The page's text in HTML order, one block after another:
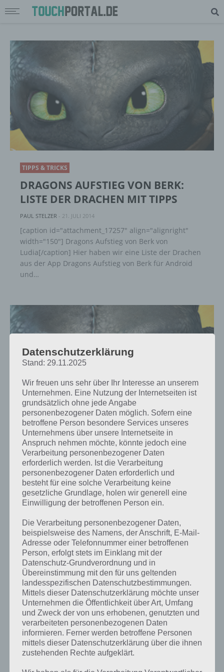
TIPPS & TRICKS
DRAGONS AUFSTIEG VON BERK:
LISTE DER DRACHEN MIT TIPPS
PAUL STELZER - 21. JULI 2014
[caption id="attachment_17257" align="alignright"
width="150"] Dragons Aufstieg von Berk von
Ludia[/caption] Hier haben wir eine Liste der Drachen
aus der App Dragons Aufstieg von Berk für Android
und…
TIPPS & TRICKS
DRAGONS AUFSTIEG VON BERK:
RUNEN KOSTENLOS VERDIENEN –
TIPPS
PAUL STELZER-12. JULI 2014
[caption id="attachment_17257" align="alignright"
width="150"] Dragons Aufstieg von Berk von
Ludia[/caption] Nachfolgend findet ihr alles zur
Premiumwährung Runen und wie ihr diese kostenlos
in Dragons Aufstieg von Berk…
Datenschutzerklärung
Stand: 29.11.2025
Wir freuen uns sehr über Ihr Interesse an unserem
Unternehmen. Eine Nutzung der Internetseiten ist
grundsätzlich ohne jede Angabe
personenbezogener Daten möglich. Sofern eine
betroffene Person besondere Services unseres
Unternehmens über unsere Internetseite in
Anspruch nehmen möchte, könnte jedoch eine
Verarbeitung personenbezogener Daten
erforderlich werden. Ist die Verarbeitung
personenbezogener Daten erforderlich und
besteht für eine solche Verarbeitung keine
gesetzliche Grundlage, holen wir generell eine
Einwilligung der betroffenen Person ein.
Die Verarbeitung personenbezogener Daten,
beispielsweise des Namens, der Anschrift, E-Mail-
Adresse oder Telefonnummer einer betroffenen
Person, erfolgt stets im Einklang mit der
Datenschutz-Grundverordnung und in
Übereinstimmung mit den für uns geltenden
landesspezifischen Datenschutzbestimmungen.
Mittels dieser Datenschutzerklärung möchte unser
Unternehmen die Öffentlichkeit über Art, Umfang
und Zweck der von uns erhobenen, genutzten und
verarbeiteten personenbezogenen Daten
informieren. Ferner werden betroffene Personen
mittels dieser Datenschutzerklärung über die ihnen
zustehenden Rechte aufgeklärt.